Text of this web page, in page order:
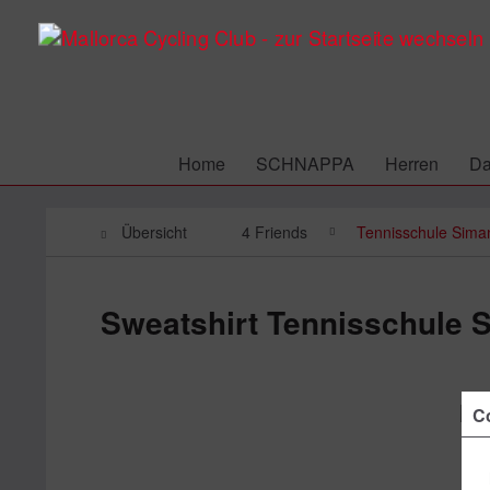
Home SCHNAPPA Herren
Übersicht 4 Friends Tennisschule
Sweatshirt Tennisschule